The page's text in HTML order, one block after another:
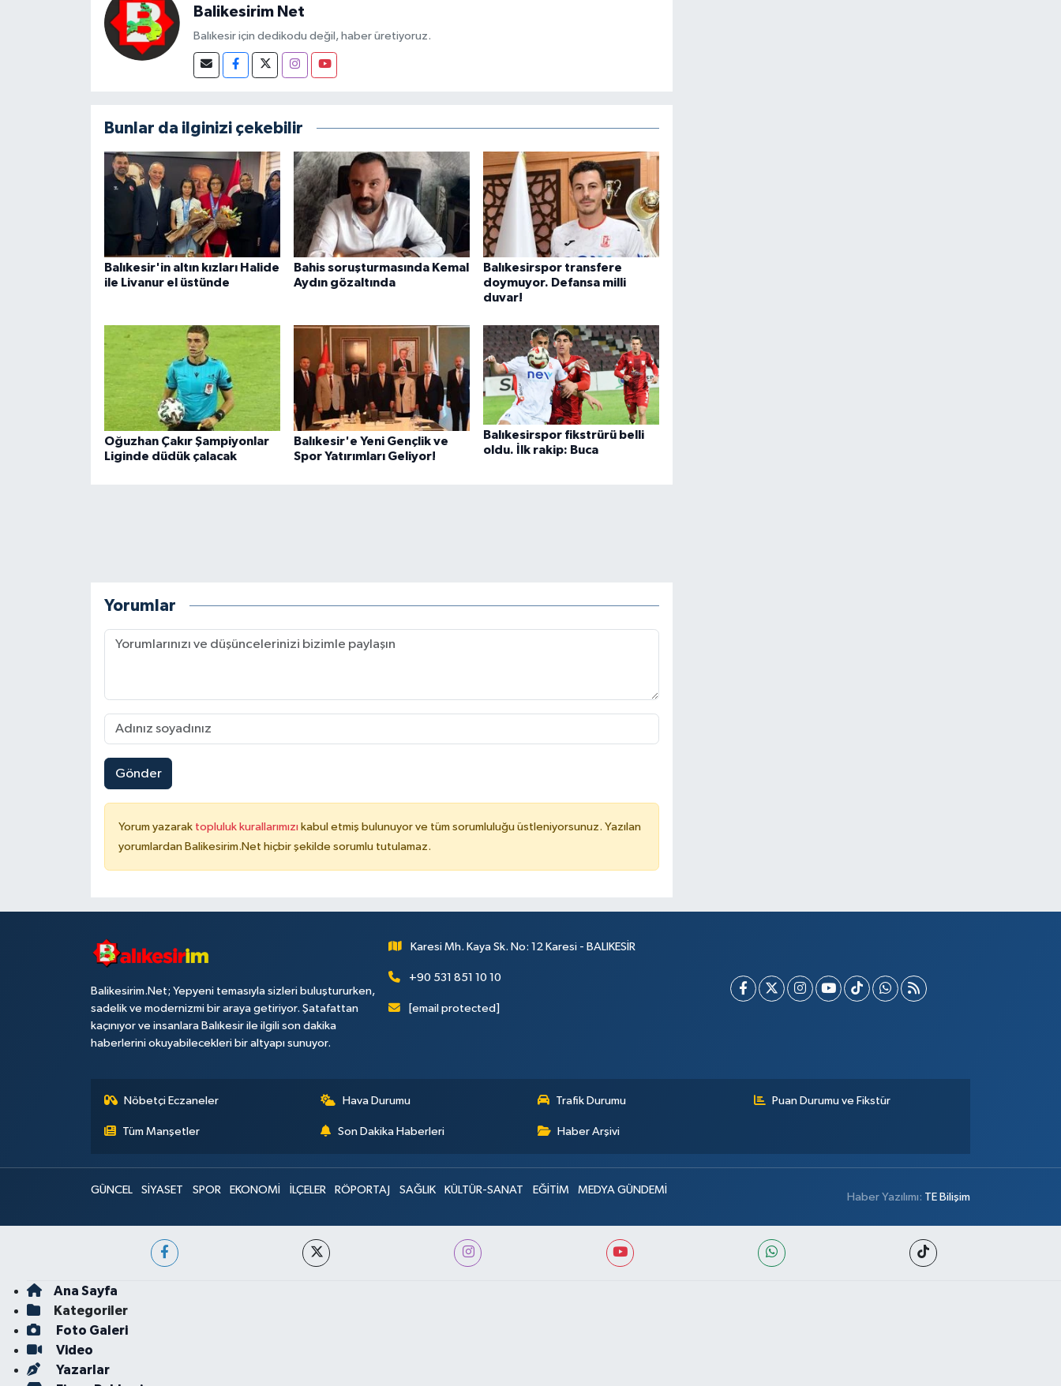
Balikesirim Net
Balıkesir için dedikodu değil, haber üretiyoruz.
Bunlar da ilginizi çekebilir
Balıkesir'in altın kızları Halide
ile Livanur el üstünde
Bahis soruşturmasında Kemal
Aydın gözaltında
Balıkesirspor transfere
doymuyor. Defansa milli
duvar!
Oğuzhan Çakır Şampiyonlar
Liginde düdük çalacak
Balıkesir'e Yeni Gençlik ve
Spor Yatırımları Geliyor!
Balıkesirspor fikstrürü belli
oldu. İlk rakip: Buca
Yorumlar
Gönder
Yorum yazarak topluluk kurallarımızı kabul etmiş bulunuyor ve tüm sorumluluğu üstleniyorsunuz. Yazılan
yorumlardan Balikesirim.Net hiçbir şekilde sorumlu tutulamaz.
Balikesirim.Net; Yepyeni temasıyla sizleri buluştururken,
sadelik ve modernizmi bir araya getiriyor. Şatafattan
kaçınıyor ve insanlara Balıkesir ile ilgili son dakika
haberlerini okuyabilecekleri bir altyapı sunuyor.
Karesi Mh. Kaya Sk. No: 12 Karesi - BALIKESİR
+90 531 851 10 10
[email protected]
Nöbetçi Eczaneler Hava Durumu Trafik Durumu Puan Durumu ve Fikstür
Tüm Manşetler Son Dakika Haberleri Haber Arşivi
GÜNCEL SİYASET SPOR EKONOMİ İLÇELER RÖPORTAJ SAĞLIK KÜLTÜR-SANAT EĞİTİM MEDYA GÜNDEMİ
Haber Yazılımı: TE Bilişim
Ana Sayfa
Kategoriler
Foto Galeri
Video
Yazarlar